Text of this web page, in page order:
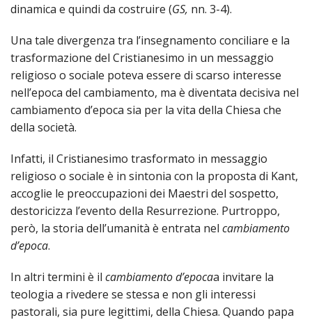
dinamica e quindi da costruire (GS, nn. 3-4).
Una tale divergenza tra l’insegnamento conciliare e la
trasformazione del Cristianesimo in un messaggio
religioso o sociale poteva essere di scarso interesse
nell’epoca del cambiamento, ma è diventata decisiva nel
cambiamento d’epoca sia per la vita della Chiesa che
della società.
Infatti, il Cristianesimo trasformato in messaggio
religioso o sociale è in sintonia con la proposta di Kant,
accoglie le preoccupazioni dei Maestri del sospetto,
destoricizza l’evento della Resurrezione. Purtroppo,
però, la storia dell’umanità è entrata nel cambiamento
d’epoca.
In altri termini è il cambiamento d’epocaa invitare la
teologia a rivedere se stessa e non gli interessi
pastorali, sia pure legittimi, della Chiesa. Quando papa